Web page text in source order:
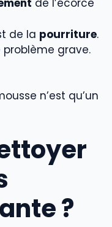
de l’écorce
de la pourriture.
grave.
n’est qu’un
?